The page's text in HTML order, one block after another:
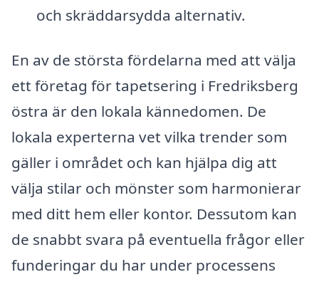
och skräddarsydda alternativ.
En av de största fördelarna med att välja
ett företag för tapetsering i Fredriksberg
östra är den lokala kännedomen. De
lokala experterna vet vilka trender som
gäller i området och kan hjälpa dig att
välja stilar och mönster som harmonierar
med ditt hem eller kontor. Dessutom kan
de snabbt svara på eventuella frågor eller
funderingar du har under processens